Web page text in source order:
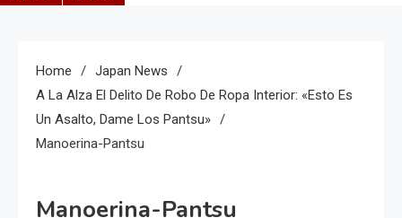
Home
Japan News
A La Alza El Delito De Robo De Ropa Interior: «esto Es
Un Asalto, Dame Los Pantsu»
Manoerina-Pantsu
Manoerina-Pantsu